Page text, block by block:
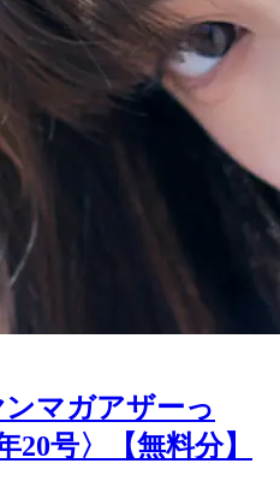
マガアザーっ
20号〉【無料分】